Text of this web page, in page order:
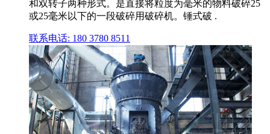
和双转子两种形式。是直接将粒度为毫米的物料破碎25
或25毫米以下的一段破碎用破碎机。锤式破 .
联系电话: 180 3780 8511